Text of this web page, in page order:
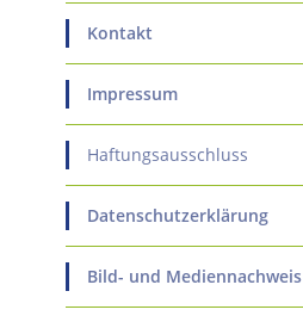
Kontakt
Impressum
Haftungsausschluss
Datenschutzerklärung
Bild- und Mediennachweis